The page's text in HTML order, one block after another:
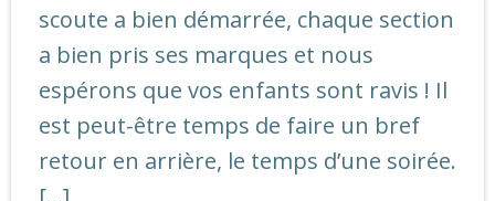
scoute a bien démarrée, chaque section
a bien pris ses marques et nous
espérons que vos enfants sont ravis ! Il
est peut-être temps de faire un bref
retour en arrière, le temps d’une soirée.